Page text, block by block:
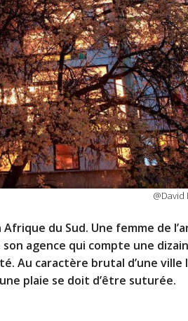
@David
du Sud. Une femme de
agence qui compte une
Au caractère brutal d’une ville
plaie se doit d’être suturée.